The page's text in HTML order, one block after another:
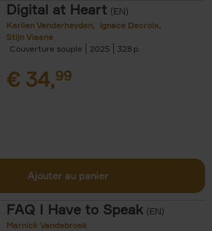
Digital at Heart (EN)
Karlien Vanderheyden
Ignace Decroix
Stijn Viaene
Couverture souple
2025 328
€ 34,99
Ajouter au panier
FAQ I Have to Speak (EN)
Marnick Vandebroek